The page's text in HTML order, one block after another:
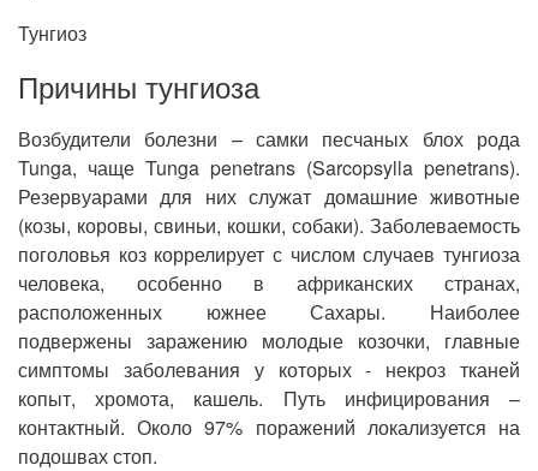
Тунгиоз
Причины тунгиоза
Возбудители болезни – самки песчаных блох рода
Tunga, чаще Tunga penetrans (Sarcopsylla penetrans).
Резервуарами для них служат домашние животные
(козы, коровы, свиньи, кошки, собаки). Заболеваемость
поголовья коз коррелирует с числом случаев тунгиоза
человека, особенно в африканских странах,
расположенных южнее Сахары. Наиболее
подвержены заражению молодые козочки, главные
симптомы заболевания у которых - некроз тканей
копыт, хромота, кашель. Путь инфицирования –
контактный. Около 97% поражений локализуется на
подошвах стоп.